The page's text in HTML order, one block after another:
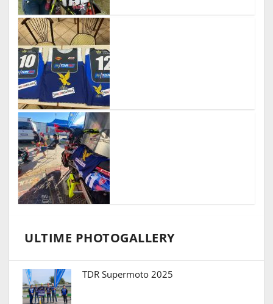
ULTIME PHOTOGALLERY
TDR Supermoto 2025